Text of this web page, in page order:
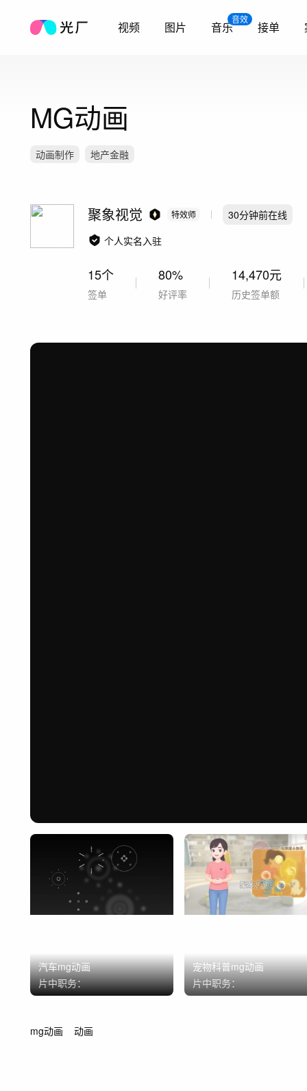
视频 图片
音效
音乐 接单
MG动画
动画制作 地产金融
聚象视觉 特效师 30分钟前在线
个人实名入驻
15个
签单
80%
好评率
14,470元
历史签单额
汽车mg动画
片中职务：
宠物科普mg动画
片中职务：
mg动画 动画